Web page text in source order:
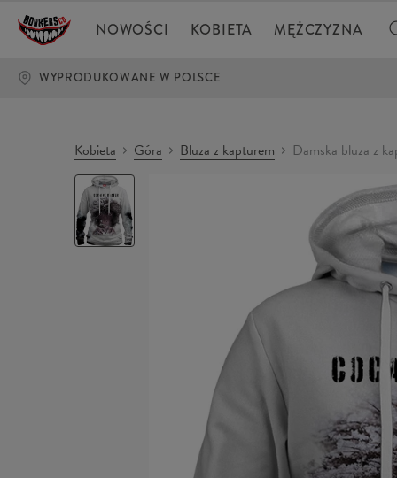
NOWOŚCI KOBIETA MĘŻCZYZNA
WYPRODUKOWANE W POLSCE
Kobieta Góra Bluza z kapturem
Damska bluza z
Damska
bluza
z
kapturem
MASTER